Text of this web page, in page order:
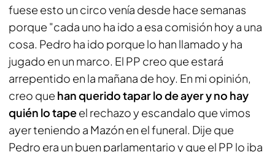
fuese esto un circo venía desde hace semanas
porque "cada uno ha ido a esa comisión hoy a una
cosa. Pedro ha ido porque lo han llamado y ha
jugado en un marco. El PP creo que estará
arrepentido en la mañana de hoy. En mi opinión,
creo que han querido tapar lo de ayer y no hay
quién lo tapeel rechazo y escandalo que vimos
ayer teniendo a Mazón en el funeral. Dije que
Pedro era un buen parlamentario y que el PP lo iba